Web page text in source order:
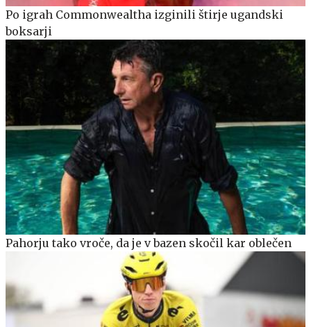
Po igrah Commonwealtha izginili štirje ugandski
boksarji
Pahorju tako vroče, da je v bazen skočil kar oblečen